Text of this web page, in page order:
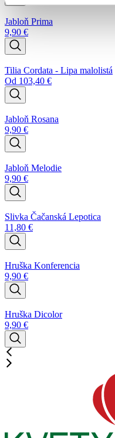
Jabloň Prima
9,90 €
Tilia Cordata - Lipa malolistá
Od 103,40 €
Jabloň Rosana
9,90 €
Jabloň Melodie
9,90 €
Slivka Čačanská Lepotica
11,80 €
Hruška Konferencia
9,90 €
Hruška Dicolor
9,90 €